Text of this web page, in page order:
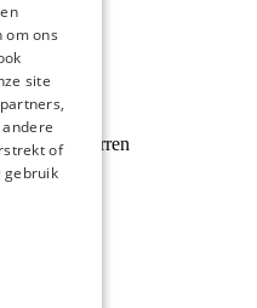
van de 5 sterren
om ons
site
of
gebruik